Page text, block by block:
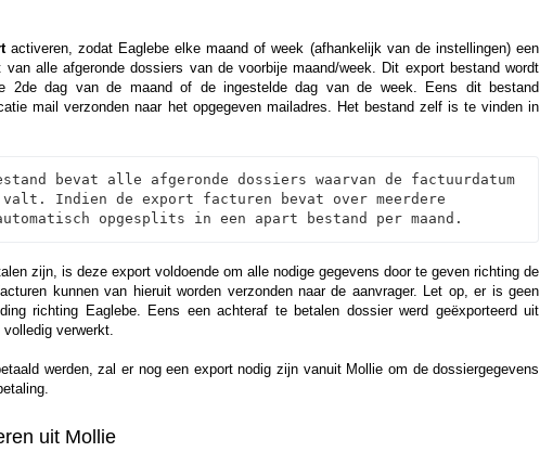
activeren, zodat Eaglebe elke maand of week (afhankelijk van de instellingen) een
van alle afgeronde dossiers van de voorbije maand/week. Dit export bestand wordt
2de dag van de maand of de ingestelde dag van de week. Eens dit bestand
mail verzonden naar het opgegeven mailadres. Het bestand zelf is te vinden in
bevat alle afgeronde dossiers waarvan de factuurdatum
valt. Indien de export facturen bevat over meerdere
opgesplits in een apart bestand per maand.
zijn, is deze export voldoende om alle nodige gegevens door te geven richting de
kunnen van hieruit worden verzonden naar de aanvrager. Let op, er is geen
richting Eaglebe. Eens een achteraf te betalen dossier werd geëxporteerd uit
verwerkt.
werden, zal er nog een export nodig zijn vanuit Mollie om de dossiergegevens
uit Mollie